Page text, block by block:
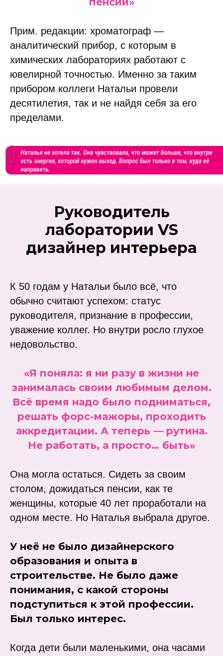
Прим. редакции: хроматограф —
аналитический прибор, с которым в
химических лабораториях работают с
ювелирной точностью. Именно за таким
прибором коллеги Натальи провели
десятилетия, так и не найдя себя за его
пределами.
Руководитель
лаборатории VS
дизайнер интерьера
К 50 годам у Натальи было всё, что
обычно считают успехом: статус
руководителя, признание в профессии,
уважение коллег. Но внутри росло глухое
недовольство.
«Я поняла: я ни разу в жизни не
занималась своим любимым делом.
Всё время надо было подниматься,
решать форс-мажоры, проходить
аккредитации. А теперь — рутина.
Не работать, а просто… быть»
Она могла остаться. Сидеть за своим
столом, дожидаться пенсии, как те
женщины, которые 40 лет проработали на
одном месте. Но Наталья выбрала другое.
У неё не было дизайнерского
образования и опыта в
строительстве. Не было даже
понимания, с какой стороны
подступиться к этой профессии.
Был только интерес.
Когда дети были маленькими, она часами